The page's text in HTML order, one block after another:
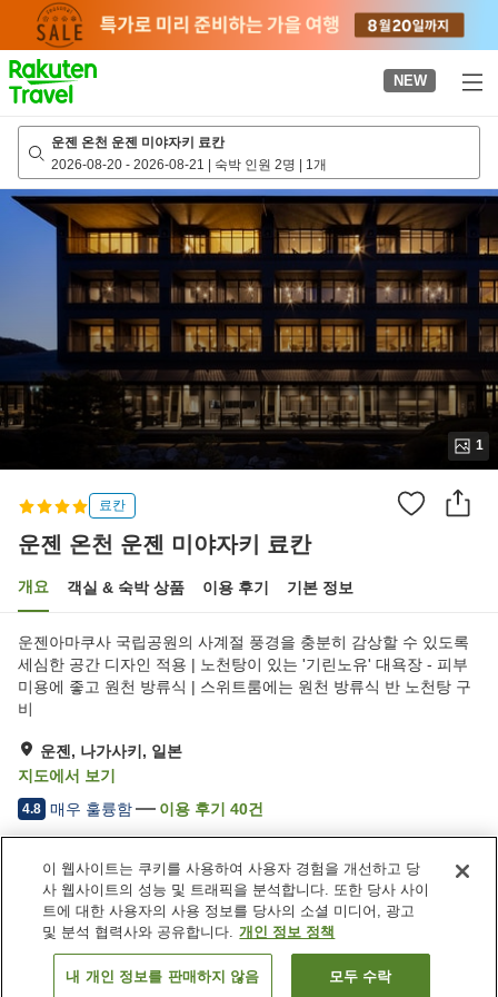
page
NEW
운젠 온천 운젠 미야자키 료칸
2026-08-20 - 2026-08-21 | 숙박 인원 2명 | 1개
1
료칸
운젠 온천 운젠 미야자키 료칸
개요 객실 & 숙박 상품 이용 후기 기본 정보
운젠아마쿠사 국립공원의 사계절 풍경을 충분히 감상할 수 있도록
세심한 공간 디자인 적용 | 노천탕이 있는 '기린노유' 대욕장 - 피부
미용에 좋고 원천 방류식 | 스위트룸에는 원천 방류식 반 노천탕 구
비
운젠, 나가사키, 일본
지도에서 보기
4.8 매우 훌륭함 이용 후기 40건
숙소 편의 시설/서비스
Wi-Fi
사우나
레스토랑
라운지
일본 나가사키 운젠 운젠 온천 운젠 미야자키 료칸
객실 보기
이 웹사이트는 쿠키를 사용하여 사용자 경험을 개선하고 당
사 웹사이트의 성능 및 트래픽을 분석합니다. 또한 당사 사이
트에 대한 사용자의 사용 정보를 당사의 소셜 미디어, 광고
및 분석 협력사와 공유합니다. 개인 정보 정책
내 개인 정보를 판매하지 않음 모두 수락